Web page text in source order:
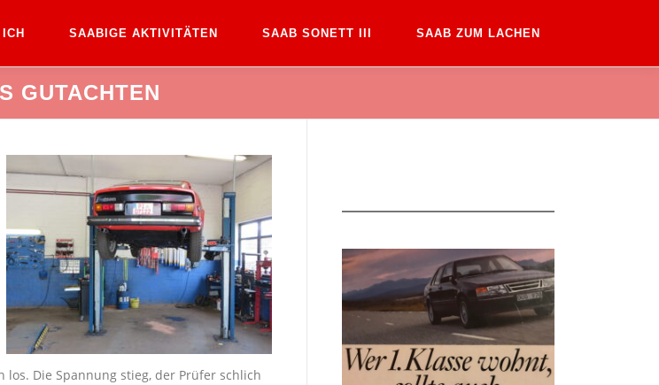
SAABIGE AKTIVITÄTEN SAAB SONETT III SAAB ZUM LACHEN
GUTACHTEN
Die Spannung stieg, der Prüfer schlich